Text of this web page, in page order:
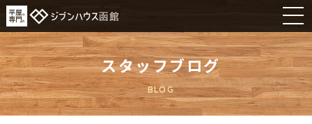
スタッフブログ
BLOG